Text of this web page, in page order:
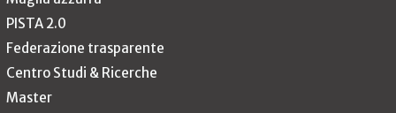
PISTA 2.0
Federazione trasparente
Centro Studi & Ricerche
Master